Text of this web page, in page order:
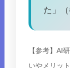
た」
【参考】AI
いやメリッ